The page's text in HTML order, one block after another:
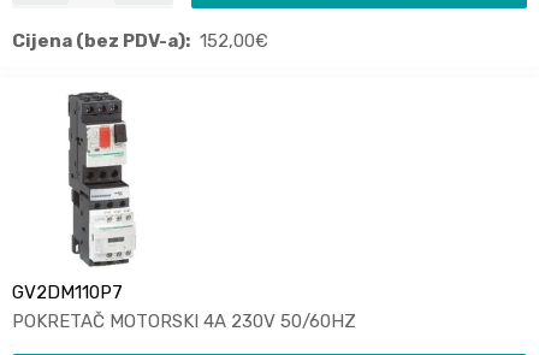
Cijena (bez PDV-a): 152,00€
GV2DM110P7
POKRETAČ MOTORSKI 4A 230V 50/60HZ